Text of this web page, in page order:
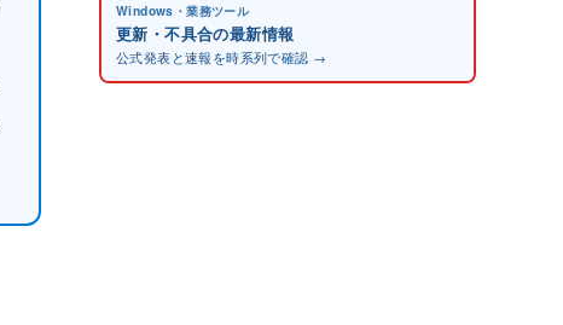
Windows・業務ツール
更新・不具合の最新情報
公式発表と速報を時系列で確認 →